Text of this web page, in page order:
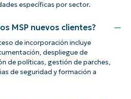
específicas por sector.
MSP nuevos clientes?
de incorporación incluye
despliegue de
de políticas, gestión de parches,
de seguridad y formación a